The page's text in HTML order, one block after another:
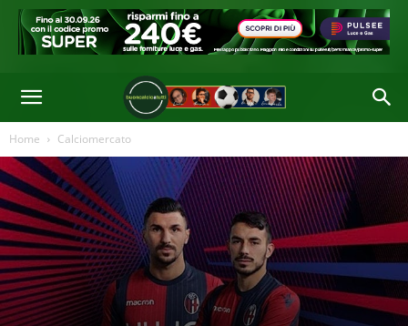
Home Calciomercato